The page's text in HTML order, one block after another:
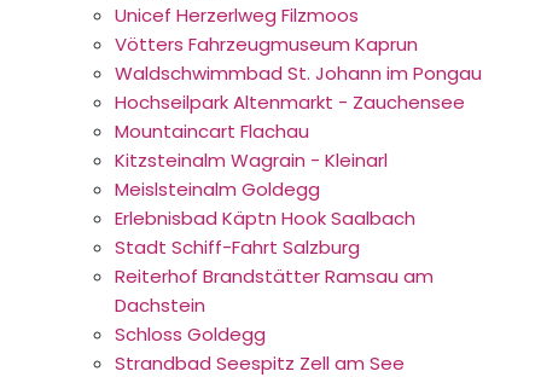
Unicef Herzerlweg Filzmoos
Vötters Fahrzeugmuseum Kaprun
Waldschwimmbad St. Johann im Pongau
Hochseilpark Altenmarkt - Zauchensee
Mountaincart Flachau
Kitzsteinalm Wagrain - Kleinarl
Meislsteinalm Goldegg
Erlebnisbad Käptn Hook Saalbach
Stadt Schiff-Fahrt Salzburg
Reiterhof Brandstätter Ramsau am
Dachstein
Schloss Goldegg
Strandbad Seespitz Zell am See